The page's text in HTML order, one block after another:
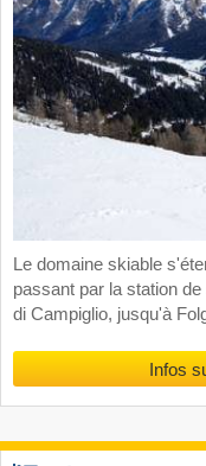
Le domaine skiable
passant par la station
di Campiglio, jusqu'à
Infos